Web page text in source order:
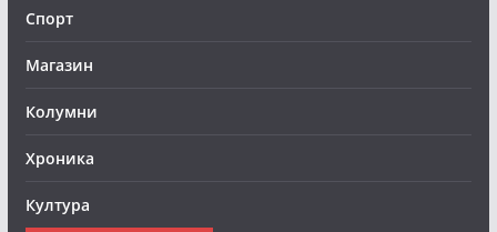
Спорт
Магазин
Колумни
Хроника
Култура